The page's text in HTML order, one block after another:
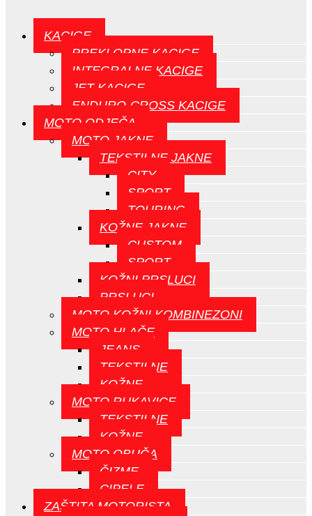
KACIGE
PREKLOPNE KACIGE
INTEGRALNE KACIGE
JET KACIGE
ENDURO-CROSS KACIGE
MOTO ODJEČA
MOTO JAKNE
TEKSTILNE JAKNE
CITY
SPORT
TOURING
KOŽNE JAKNE
CUSTOM
SPORT
KOŽNI PRSLUCI
PRSLUCI
MOTO KOŽNI KOMBINEZONI
MOTO HLAČE
JEANS
TEKSTILNE
KOŽNE
MOTO RUKAVICE
TEKSTILNE
KOŽNE
MOTO OBUČA
ČIZME
CIPELE
ZAŠTITA MOTORISTA